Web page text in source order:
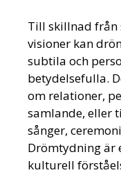
Till skillnad från
visioner kan
subtila och
betydelsefulla.
om relationer,
samlande, eller
sånger,
Drömtydning är
kulturell